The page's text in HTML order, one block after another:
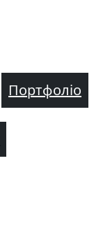
Портфоліо